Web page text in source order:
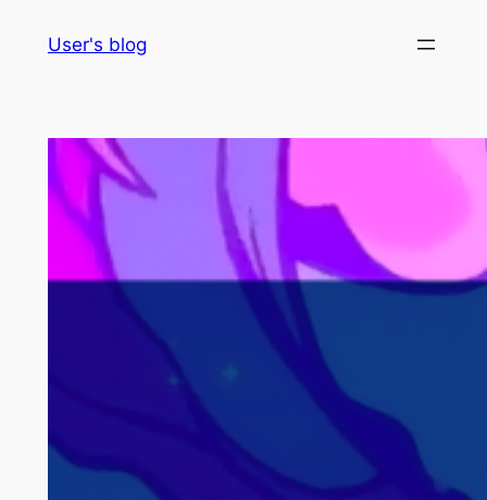
User's blog